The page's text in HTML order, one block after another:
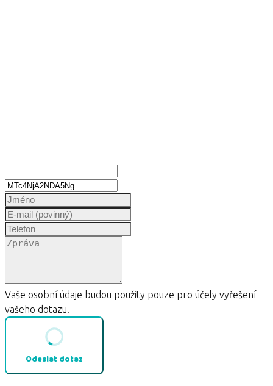
Vaše osobní údaje budou použity pouze pro účely vyřešení
vašeho dotazu.
Odeslat dotaz